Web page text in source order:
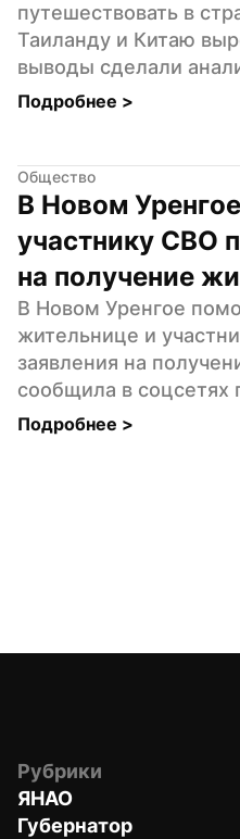
путешествовать в
Таиланду и Китаю
выводы сделали
Подробнее >
Общество
В Новом
участнику СВО
на получение
В Новом Уренгое
жительнице и
заявления на
сообщила в соцсетях
Подробнее >
Рубрики
ЯНАО
Губернатор